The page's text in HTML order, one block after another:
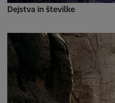
Dejstva in številke